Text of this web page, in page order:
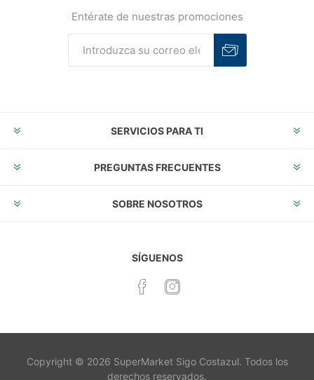
Entérate de nuestras promociones
SERVICIOS PARA TI
PREGUNTAS FRECUENTES
SOBRE NOSOTROS
SÍGUENOS
Copyright © 2026 SuperMarket Sigo Costazul. Todos los
derechos reservados.